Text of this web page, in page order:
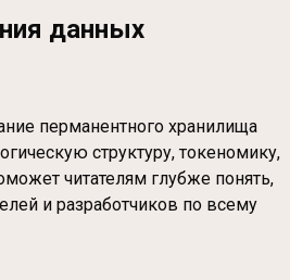
данных
перманентного хранилища
структуру, токеномику,
читателям глубже понять,
и разработчиков по всему